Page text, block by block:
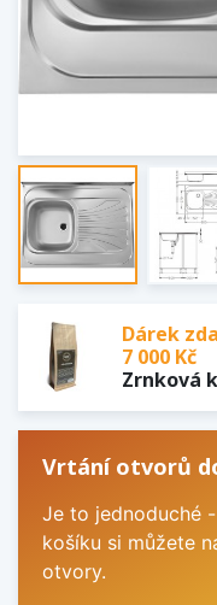
Dárek
7 000 Kč
Zrnková
Vrtání otvorů
Je to jednoduché
košíku si můžete
otvory.